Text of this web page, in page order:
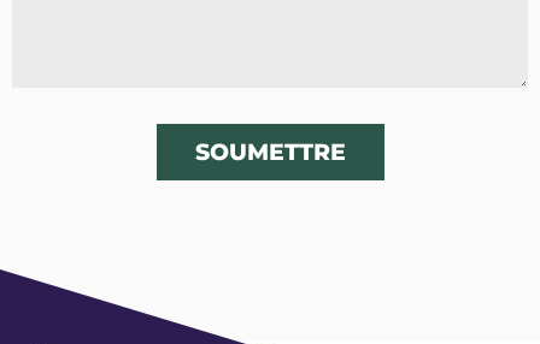
SOUMETTRE